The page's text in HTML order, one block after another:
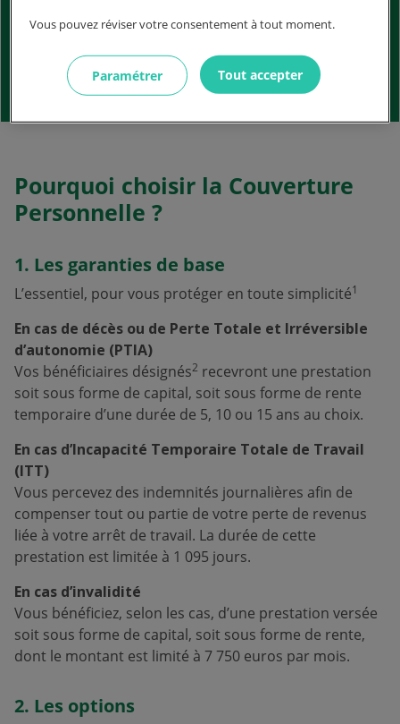
options pour renforcer votre protection
Pourquoi choisir la Couverture
Personnelle ?
1. Les garanties de base
L’essentiel, pour vous protéger en toute simplicité1
En cas de décès ou de Perte Totale et Irréversible
d’autonomie (PTIA)
Vos bénéficiaires désignés2 recevront une prestation
soit sous forme de capital, soit sous forme de rente
temporaire d’une durée de 5, 10 ou 15 ans au choix.
En cas d’Incapacité Temporaire Totale de Travail
(ITT)
Vous percevez des indemnités journalières afin de
compenser tout ou partie de votre perte de revenus
liée à votre arrêt de travail. La durée de cette
prestation est limitée à 1 095 jours.
En cas d’invalidité
Vous bénéficiez, selon les cas, d’une prestation versée
soit sous forme de capital, soit sous forme de rente,
dont le montant est limité à 7 750 euros par mois.
2. Les options
Vous pouvez réviser votre consentement à tout moment.
Tout accepter
Paramétrer